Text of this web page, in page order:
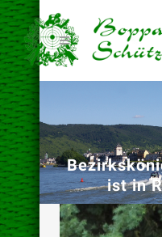
ist in